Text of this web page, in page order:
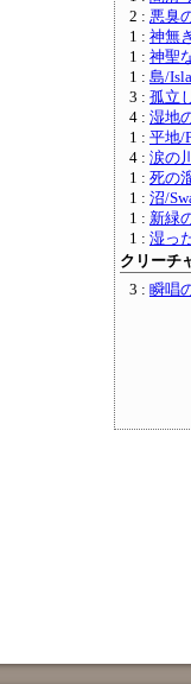
2 : 悪臭
1 : 神無
1 : 神聖
1 : 島/
3 : 孤立
4 : 湿地
1 : 平地/
4 : 涙の
1 : 死の
1 : 沼/
1 : 新緑
1 : 湿っ
クリーチ
3 : 瞬唱